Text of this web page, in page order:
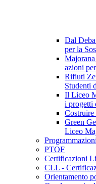
Dal
per la
azioni
Rifiuti
Studenti
Il Liceo
i progetti
Green
Liceo
Programmazioni
PTOF
Certificazioni
CLL -
Orientamento